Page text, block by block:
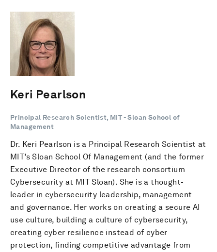
Keri Pearlson
Principal Research Scientist, MIT - Sloan School of
Management
Dr. Keri Pearlson is a Principal Research Scientist at
MIT’s Sloan School Of Management (and the former
Executive Director of the research consortium
Cybersecurity at MIT Sloan). She is a thought-
leader in cybersecurity leadership, management
and governance. Her works on creating a secure AI
use culture, building a culture of cybersecurity,
creating cyber resilience instead of cyber
protection, finding competitive advantage from